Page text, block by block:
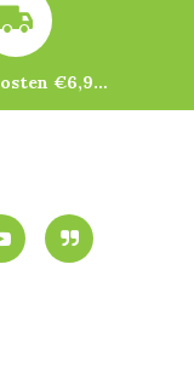
Verzendkosten €6,95 – gratis bij je eerste bestelling vanaf €200